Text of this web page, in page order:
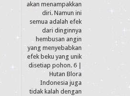
akan menampakkan
diri. Namun ini
semua adalah efek
dari dinginnya
hembusan angin
yang menyebabkan
efek beku yang unik
disetiap pohon. 6 |
Hutan Blora
Indonesia juga
tidak kalah dengan